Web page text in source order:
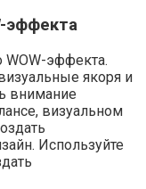
эффекта
WOW-эффекта.
якоря и
внимание
визуальном
Используйте